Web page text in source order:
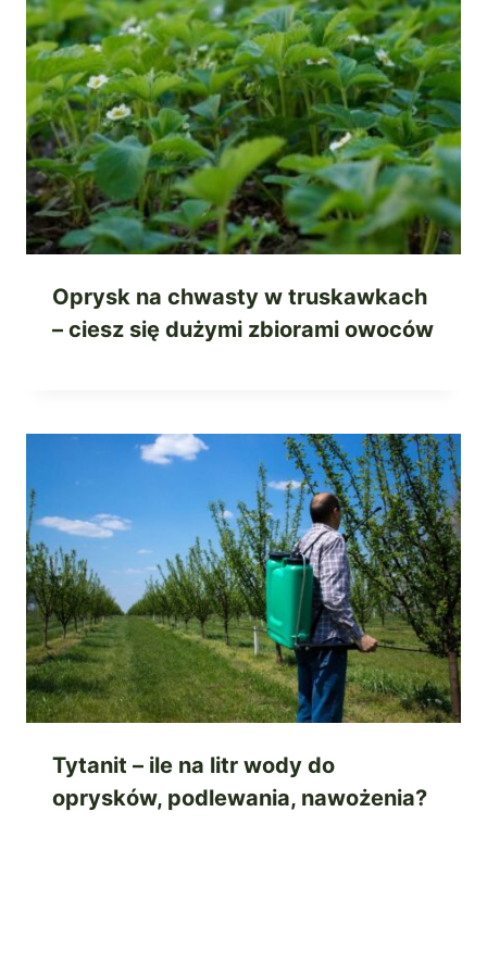
Oprysk na chwasty w truskawkach
– ciesz się dużymi zbiorami owoców
Tytanit – ile na litr wody do
oprysków, podlewania, nawożenia?